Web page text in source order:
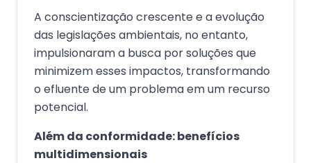
A conscientização crescente e a evolução
das legislações ambientais, no entanto,
impulsionaram a busca por soluções que
minimizem esses impactos, transformando
o efluente de um problema em um recurso
potencial.
Além da conformidade: benefícios
multidimensionais